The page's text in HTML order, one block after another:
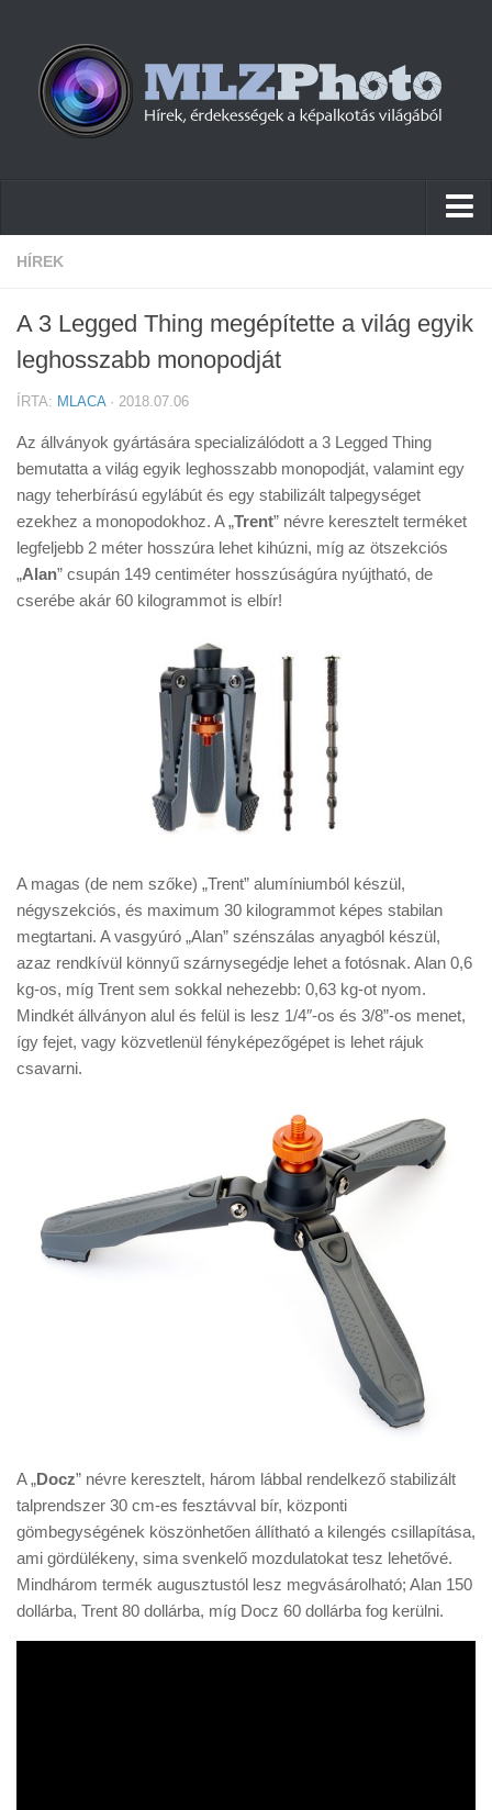
Hírek
Cikkek
Szoftver
Tanácsok
Érdekességek
Helyszíni Riport
HÍREK
A 3 Legged Thing megépítette a világ egyik
leghosszabb monopodját
ÍRTA: MLACA· 2018.07.06
Az állványok gyártására specializálódott a 3 Legged Thing
bemutatta a világ egyik leghosszabb monopodját, valamint egy
nagy teherbírású egylábút és egy stabilizált talpegységet
ezekhez a monopodokhoz. A „Trent” névre keresztelt terméket
legfeljebb 2 méter hosszúra lehet kihúzni, míg az ötszekciós
„Alan” csupán 149 centiméter hosszúságúra nyújtható, de
cserébe akár 60 kilogrammot is elbír!
A magas (de nem szőke) „Trent” alumíniumból készül,
négyszekciós, és maximum 30 kilogrammot képes stabilan
megtartani. A vasgyúró „Alan” szénszálas anyagból készül,
azaz rendkívül könnyű szárnysegédje lehet a fotósnak. Alan 0,6
kg-os, míg Trent sem sokkal nehezebb: 0,63 kg-ot nyom.
Mindkét állványon alul és felül is lesz 1/4″-os és 3/8”-os menet,
így fejet, vagy közvetlenül fényképezőgépet is lehet rájuk
csavarni.
A „Docz” névre keresztelt, három lábbal rendelkező stabilizált
talprendszer 30 cm-es fesztávval bír, központi
gömbegységének köszönhetően állítható a kilengés csillapítása,
ami gördülékeny, sima svenkelő mozdulatokat tesz lehetővé.
Mindhárom termék augusztustól lesz megvásárolható; Alan 150
dollárba, Trent 80 dollárba, míg Docz 60 dollárba fog kerülni.